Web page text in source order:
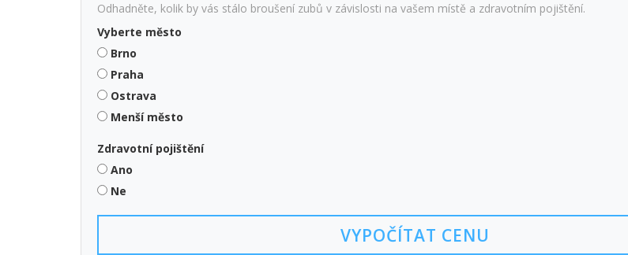
Odhadněte, kolik by vás stálo broušení zubů v závislosti na vašem místě a zdravotním pojištění.
Vyberte město
Brno
Praha
Ostrava
Menší město
Zdravotní pojištění
Ano
Ne
VYPOČÍTAT CENU